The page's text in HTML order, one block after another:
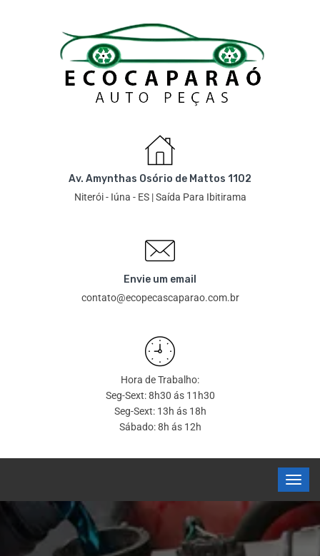
Av. Amynthas Osório de Mattos 1102
Niterói - Iúna - ES | Saída Para Ibitirama
Envie um email
contato@ecopecascaparao.com.br
Hora de Trabalho:
Seg-Sext: 8h30 ás 11h30
Seg-Sext: 13h ás 18h
Sábado: 8h ás 12h